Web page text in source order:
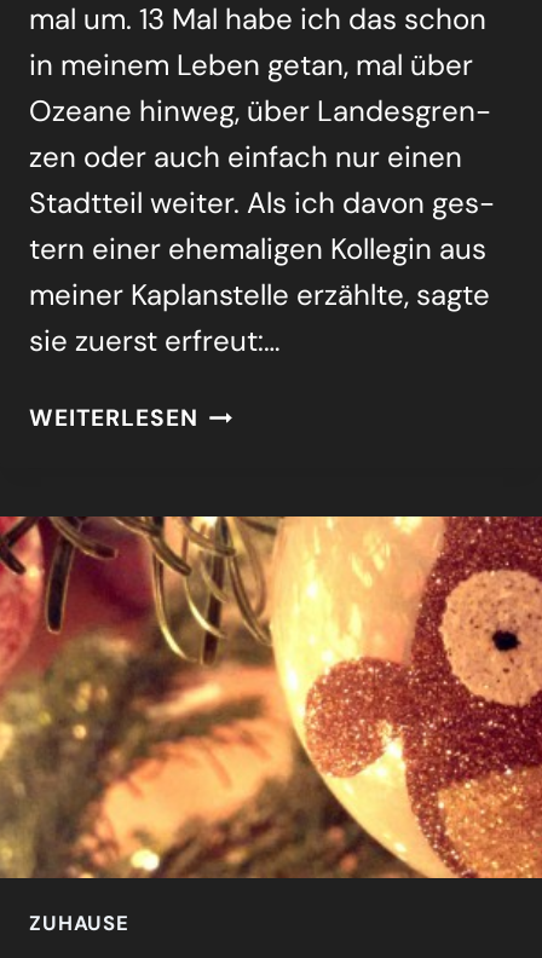
mal um. 13 Mal habe ich das schon
in mei­nem Leben getan, mal über
Ozea­ne hin­weg, über Lan­des­gren­
zen oder auch ein­fach nur einen
Stadt­teil wei­ter. Als ich davon ges­
tern einer ehe­ma­li­gen Kol­le­gin aus
mei­ner Kaplan­stel­le erzähl­te, sag­te
sie zuerst erfreut:…
WEITERLESEN KOMM
ZUHAUSE